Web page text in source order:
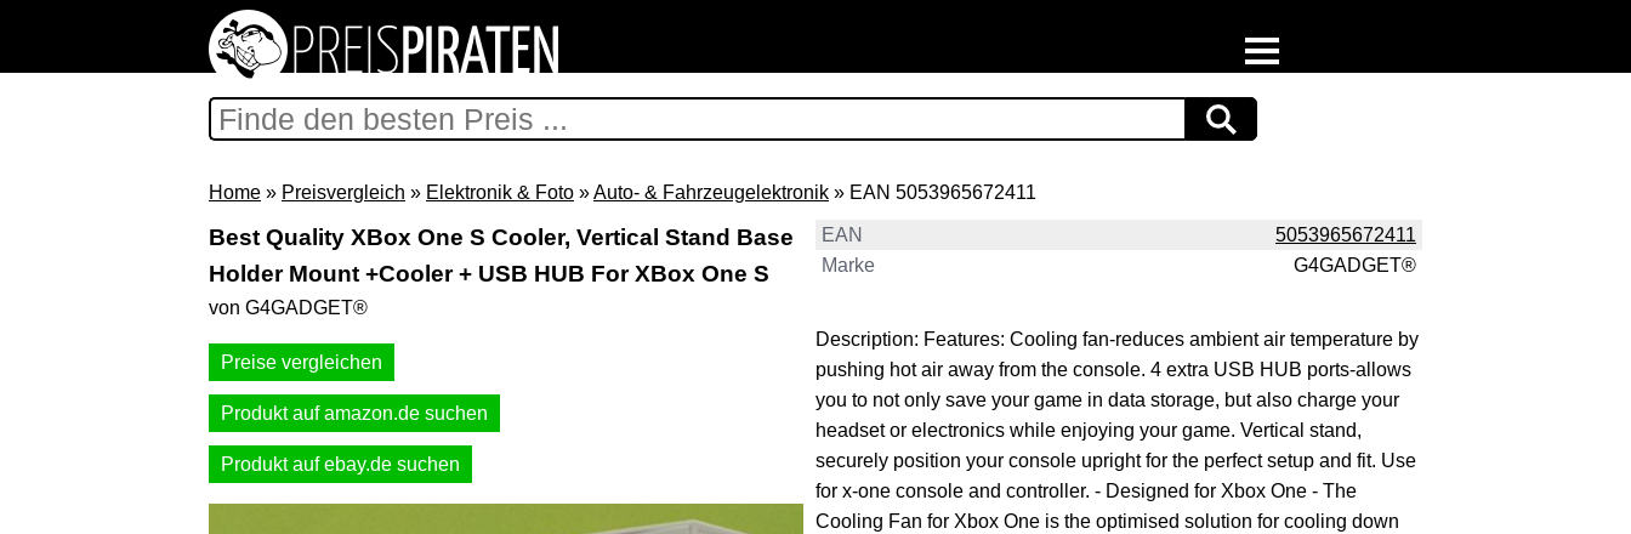
Support & Newsletter
Presse
Datenschutz
Impressum
Home » Preisvergleich » Elektronik & Foto »Auto- & Fahrzeugelektronik » EAN 5053965672411
Best Quality XBox One S Cooler, Vertical Stand Base
Holder Mount +Cooler + USB HUB For XBox One S
von G4GADGET®
Preise vergleichen
Produkt auf amazon.de suchen
Produkt auf ebay.de suchen
EAN
5053965672411
Marke
G4GADGET®
Description: Features: Cooling fan-reduces ambient air temperature by
pushing hot air away from the console. 4 extra USB HUB ports-allows
you to not only save your game in data storage, but also charge your
headset or electronics while enjoying your game. Vertical stand,
securely position your console upright for the perfect setup and fit. Use
for x-one console and controller. - Designed for Xbox One - The
Cooling Fan for Xbox One is the optimised solution for cooling down